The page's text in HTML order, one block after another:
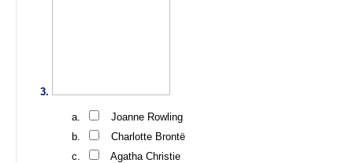
Joanne Rowling
Charlotte Brontë
Agatha Christie